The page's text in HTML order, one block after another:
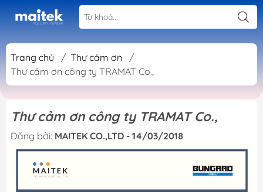
Trang chủ / Thư cảm ơn
/
Thư cảm ơn công ty TRAMAT Co.,
Thư cảm ơn công ty TRAMAT Co.,
Đăng bởi: MAITEK CO.,LTD - 14/03/2018